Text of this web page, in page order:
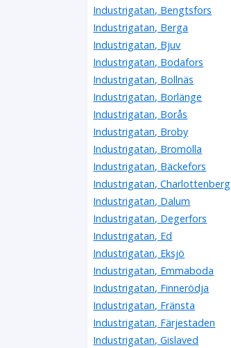
Industrigatan, Bengtsfors
Industrigatan, Berga
Industrigatan, Bjuv
Industrigatan, Bodafors
Industrigatan, Bollnäs
Industrigatan, Borlänge
Industrigatan, Borås
Industrigatan, Broby
Industrigatan, Bromölla
Industrigatan, Bäckefors
Industrigatan, Charlottenberg
Industrigatan, Dalum
Industrigatan, Degerfors
Industrigatan, Ed
Industrigatan, Eksjö
Industrigatan, Emmaboda
Industrigatan, Finnerödja
Industrigatan, Fränsta
Industrigatan, Färjestaden
Industrigatan, Gislaved